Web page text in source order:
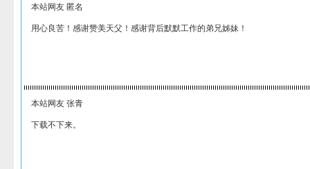
本站网友 匿名
用心良苦！感谢赞美天父！感谢背后默默工作的弟兄姊妹！
本站网友 张青
下载不下来。